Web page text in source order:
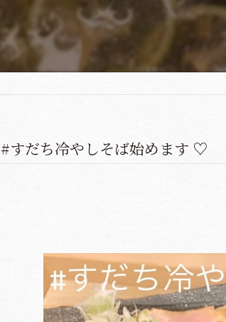
#すだち冷やしそば始めます ♡